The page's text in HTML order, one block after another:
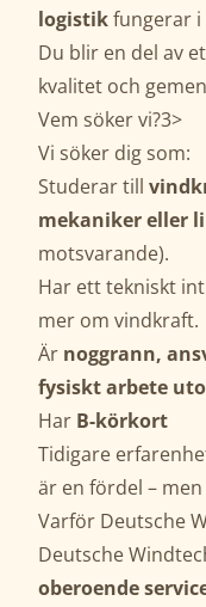
logistikfungerar i
Du blir en del av
kvalitet och
Vem söker vi?3>
Vi söker dig som:
Studerar till
mekaniker eller
motsvarande).
Har ett tekniskt
mer om vindkraft.
Är noggrann,
fysiskt arbete
Har B-körkort
Tidigare
är en fördel –
Varför Deutsche
Deutsche
oberoende